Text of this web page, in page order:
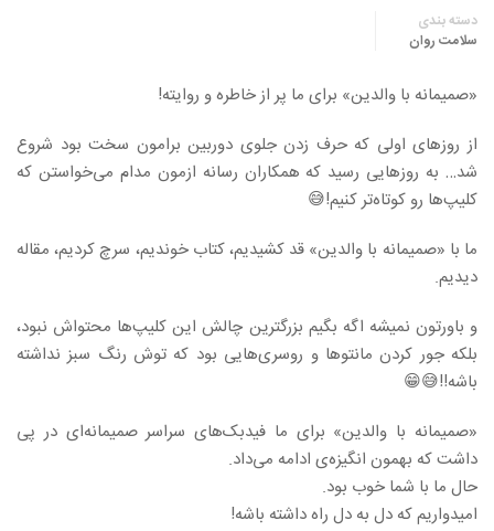
دسته بندی
سلامت روان
«صمیمانه با والدین» برای ما پر از خاطره و روایته!
از روزهای اولی که حرف زدن جلوی دوربین برامون سخت بود شروع
شد… به روزهایی رسید که همکاران رسانه ازمون مدام می‌خواستن که
کلیپ‌ها رو کوتاه‌تر کنیم!😅
ما با «صمیمانه با والدین» قد کشیدیم، کتاب خوندیم، سرچ کردیم، مقاله
دیدیم.
و باورتون نمیشه اگه بگیم بزرگترین چالش این کلیپ‌ها محتواش نبود،
بلکه جور کردن مانتوها و روسری‌هایی بود که توش رنگ سبز نداشته
باشه!!😅😁
«صمیمانه با والدین» برای ما فیدبک‌های سراسر صمیمانه‌ای در پی
داشت که بهمون انگیزه‌ی ادامه می‌داد.
حال ما با شما خوب بود.
امیدواریم که دل به دل راه داشته باشه!